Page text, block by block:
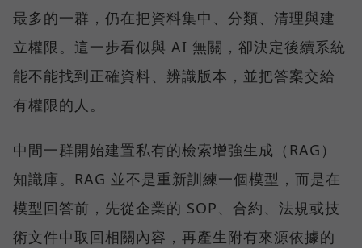
最多的一群，仍在把資料集中、分類、清理與建
立權限。這一步看似與 AI 無關，卻決定後續系統
能不能找到正確資料、辨識版本，並把答案交給
有權限的人。
中間一群開始建置私有的檢索增強生成（RAG）
知識庫。RAG 並不是重新訓練一個模型，而是在
模型回答前，先從企業的 SOP、合約、法規或技
術文件中取回相關內容，再產生附有來源依據的